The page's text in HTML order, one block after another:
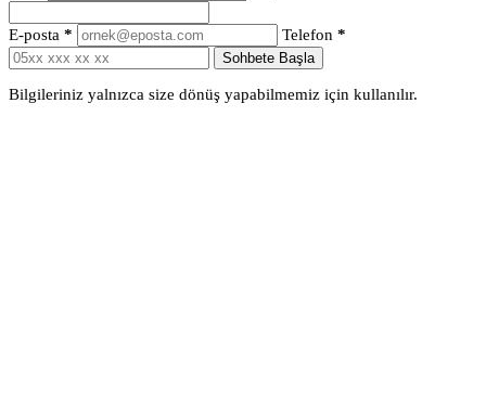
E-posta * Telefon *
Sohbete Başla
Bilgileriniz yalnızca size dönüş yapabilmemiz için kullanılır.